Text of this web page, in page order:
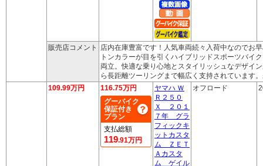
販売店コメント
店内在庫豊富です！人気車両続々入荷中なのでお
トンカラーが目を引くハイブリッドスポーツバイ
両立。快適な乗り心地とスタイリッシュなデザイ
ら長距離ツーリングまで幅広く支持されています
109.99万円
116.75万円
グーバイク
保証付き
プラン
支払総額
119.91万円
ヤマハ Ｗ
Ｒ２５０
Ｘ ２０１
７年 グラ
フィックキ
ットカスタ
ム ＺＥＴ
Ａカスタ
ム ゲイル
オフロード